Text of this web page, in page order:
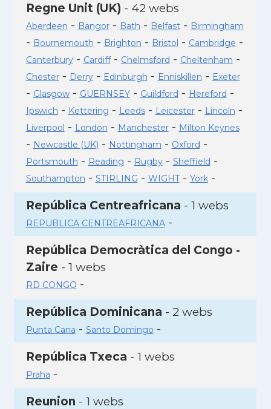
Regne Unit (UK) - 42 webs
Aberdeen - Bangor- Bath - Belfast- Birmingham
- Bournemouth - Brighton - Bristol - Cambridge -
Canterbury- Cardiff- Chelmsford - Cheltenham -
Chester- Derry- Edinburgh - Enniskillen - Exeter
- Glasgow- GUERNSEY- Guildford - Hereford -
Ipswich - Kettering - Leeds- Leicester- Lincoln -
Liverpool - London - Manchester- Milton Keynes
- Newcastle (UK) - Nottingham - Oxford -
Portsmouth - Reading - Rugby- Sheffield -
Southampton - STIRLING - WIGHT- York-
República Centreafricana - 1 webs
REPUBLICA CENTREAFRICANA-
República Democràtica del Congo -
Zaire - 1 webs
RD CONGO -
República Dominicana - 2 webs
Punta Cana - Santo Domingo -
República Txeca - 1 webs
Praha -
Reunion - 1 webs